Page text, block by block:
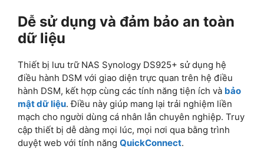
Dễ sử dụng và đảm bảo an toàn
dữ liệu
Thiết bị lưu trữ NAS Synology DS925+ sử dụng hệ
điều hành DSM với giao diện trực quan trên hệ điều
hành DSM, kết hợp cùng các tính năng tiện ích và bảo
mật dữ liệu. Điều này giúp mang lại trải nghiệm liền
mạch cho người dùng cá nhân lẫn chuyên nghiệp. Truy
cập thiết bị dễ dàng mọi lúc, mọi nơi qua bằng trình
duyệt web với tính năng QuickConnect.